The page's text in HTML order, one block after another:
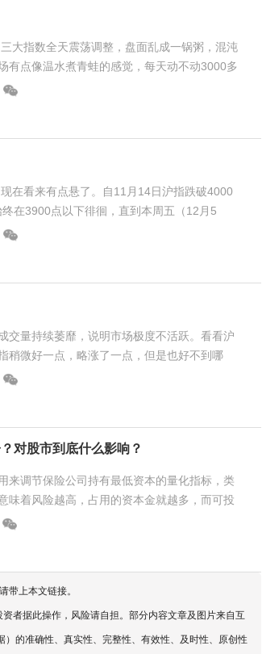
大指数全天震荡调整，盘面乱成一锅粥，混沌
有点像温水煮青蛙的感觉，每天动不动3000多
大涨的板块，几乎都是冲...
在看来有点悬了。自11月14日沪指跌破4000
在3900点以下徘徊，直到本周五（12月5
指数均为周阳线，但个股涨跌比...
交量持续萎靡，说明市场极度不活跃。看看沪
稍微好一点，略涨了一点，但是也好不到哪
际旭创，新易盛，天孚通信，寒武纪...
对股市到底什么影响？
来调节保险公司持有最低资本的量化指标，类
味着风险越高，占用的资本金就越多，而可投
带上本文链接。
者据此操作，风险请自担。部分内容文章及图片来自互
的准确性、真实性、完整性、有效性、及时性、原创性